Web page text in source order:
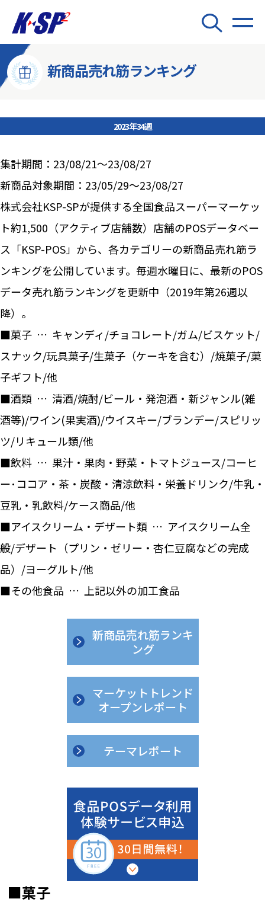
新商品売れ筋ランキング
2023年34週
集計期間：23/08/21～23/08/27
新商品対象期間：23/05/29～23/08/27
株式会社KSP-SPが提供する全国食品スーパーマーケッ
ト約1,500（アクティブ店舗数）店舗のPOSデータベー
ス「KSP-POS」から、各カテゴリーの新商品売れ筋ラ
ンキングを公開しています。毎週水曜日に、最新のPOS
データ売れ筋ランキングを更新中（2019年第26週以
降）。
■菓子 … キャンディ/チョコレート/ガム/ビスケット/
スナック/玩具菓子/生菓子（ケーキを含む）/焼菓子/菓
子ギフト/他
■酒類 … 清酒/焼酎/ビール・発泡酒・新ジャンル(雑
酒等)/ワイン(果実酒)/ウイスキー/ブランデー/スピリッ
ツ/リキュール類/他
■飲料 … 果汁・果肉・野菜・トマトジュース/コーヒ
ー･ココア・茶・炭酸・清涼飲料・栄養ドリンク/牛乳・
豆乳・乳飲料/ケース商品/他
■アイスクリーム・デザート類 … アイスクリーム全
般/デザート（プリン・ゼリー・杏仁豆腐などの完成
品）/ヨーグルト/他
■その他食品 … 上記以外の加工食品
新商品売れ筋ランキ
ング
マーケットトレンド
オープンレポート
テーマレポート
■菓子